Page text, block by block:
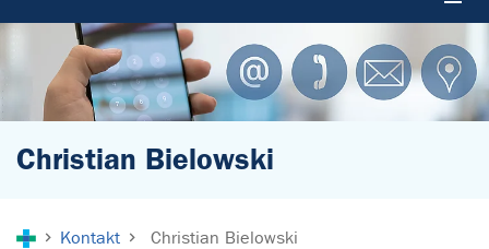
Christian Bielowski
Kontakt Christian Bielowski